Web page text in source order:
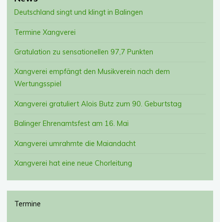
Deutschland singt und klingt in Balingen
Termine Xangverei
Gratulation zu sensationellen 97,7 Punkten
Xangverei empfängt den Musikverein nach dem
Wertungsspiel
Xangverei gratuliert Alois Butz zum 90. Geburtstag
Balinger Ehrenamtsfest am 16. Mai
Xangverei umrahmte die Maiandacht
Xangverei hat eine neue Chorleitung
Termine